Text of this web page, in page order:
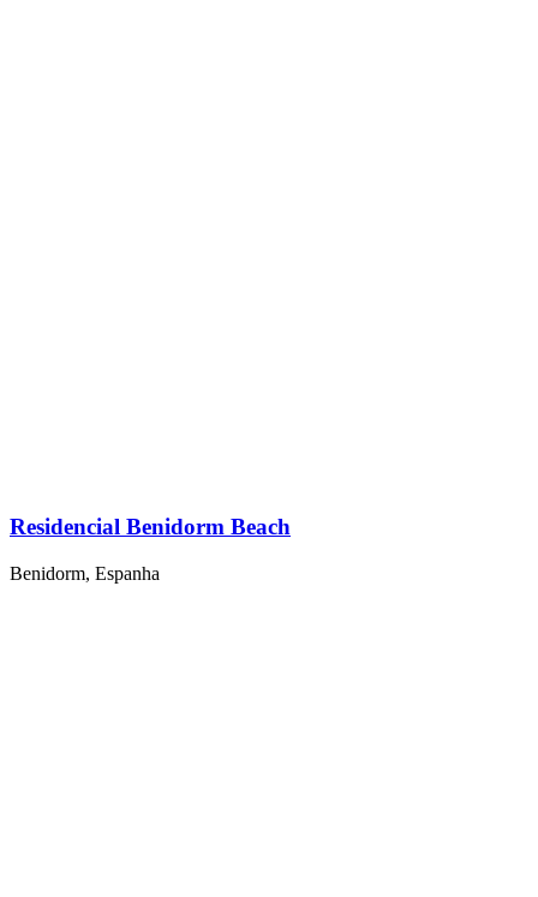
Residencial Benidorm Beach
Benidorm, Espanha